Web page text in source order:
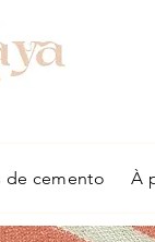
de cemento À